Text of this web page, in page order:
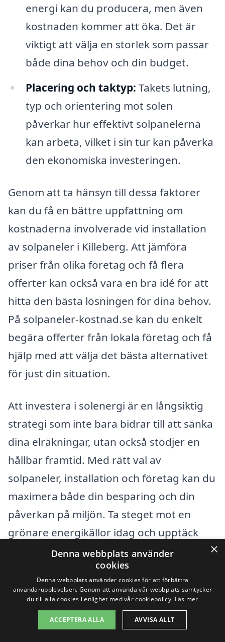
energi kan du producera, men även
kostnaden kommer att öka. Det är
viktigt att välja en storlek som passar
både dina behov och din budget.
Placering och taktyp: Takets lutning,
typ och orientering mot solen
påverkar hur effektivt solpanelerna
kan arbeta, vilket i sin tur kan påverka
den ekonomiska investeringen.
Genom att ta hänsyn till dessa faktorer
kan du få en bättre uppfattning om
kostnaderna involverade vid installation
av solpaneler i Killeberg. Att jämföra
priser från olika företag och få flera
offerter kan också vara en bra idé för att
hitta den bästa lösningen för dina behov.
På solpaneler-kostnad.se kan du enkelt
begära offerter från lokala företag och få
hjälp med att välja det bästa alternativet
för just din situation.
Att investera i solenergi är en långsiktig
strategi som inte bara bidrar till att sänka
dina elräkningar, utan också stödjer en
hållbar framtid. Med rätt val av
solpaneler, installation och företag kan du
maximera både din besparing och din
påverkan på miljön. Ta steget mot en
grönare energikällor idag och upptäck
fördelarna med solpaneler i Killeberg!
Få 3 erbjudanden, gratis och utan
förpliktelser
×
Denna webbplats använder
cookies
Denna webbplats använder cookies för att förbättra
användarupplevelsen. Genom att använda vår webbplats samtycker
du till alla cookies i enlighet med vår cookiepolicy. Läs mer
ACCEPTERA ALLA AVVISA ALLT